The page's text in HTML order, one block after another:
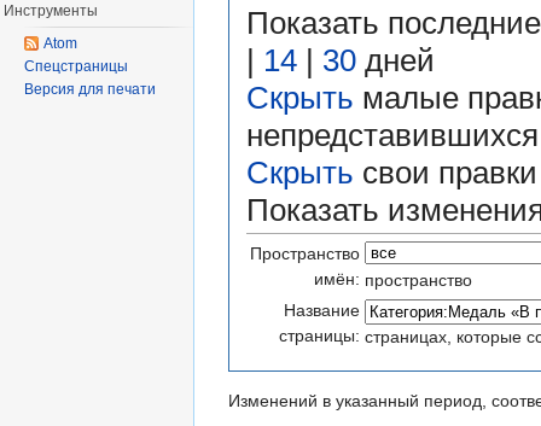
Показать
14 30 дней
Скрыть малые
Скрыть свои правки
Показать
Пространство
имён: пространство
Название
страницы: страницах, которые
Изменений в указанный период,
Инструменты
Atom
Спецстраницы
Версия для печати